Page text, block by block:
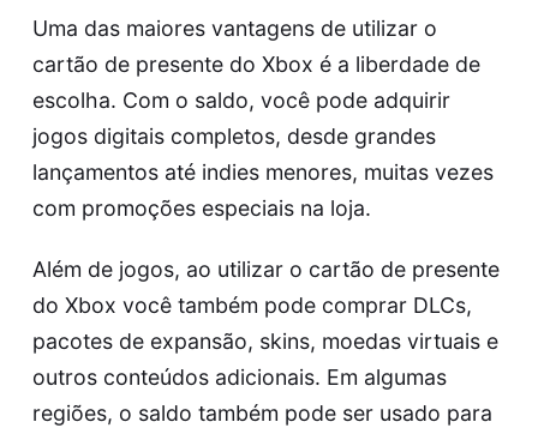
Uma das maiores vantagens de utilizar o
cartão de presente do Xbox é a liberdade de
escolha. Com o saldo, você pode adquirir
jogos digitais completos, desde grandes
lançamentos até indies menores, muitas vezes
com promoções especiais na loja.
Além de jogos, ao utilizar o cartão de presente
do Xbox você também pode comprar DLCs,
pacotes de expansão, skins, moedas virtuais e
outros conteúdos adicionais. Em algumas
regiões, o saldo também pode ser usado para